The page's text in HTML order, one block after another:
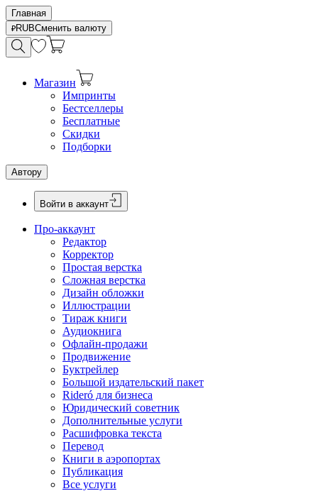
Главная
RUBСменить валюту
Магазин
Импринты
Бестселлеры
Бесплатные
Скидки
Подборки
Автору
Войти в аккаунт
Про-аккаунт
Редактор
Корректор
Простая верстка
Сложная верстка
Дизайн обложки
Иллюстрации
Тираж книги
Аудиокнига
Офлайн-продажи
Продвижение
Буктрейлер
Большой издательский пакет
Rideró для бизнеса
Юридический советник
Дополнительные услуги
Расшифровка текста
Перевод
Книги в аэропортах
Публикация
Все услуги